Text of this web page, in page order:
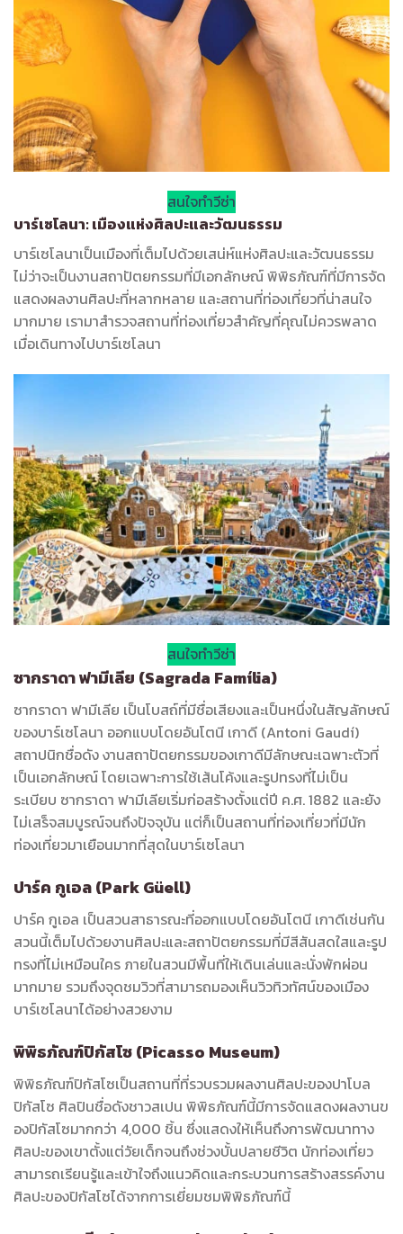
สนใจทำวีซ่า
บาร์เซโลนา: เมืองแห่งศิลปะและวัฒนธรรม
บาร์เซโลนาเป็นเมืองที่เต็มไปด้วยเสน่ห์แห่งศิลปะและวัฒนธรรม
ไม่ว่าจะเป็นงานสถาปัตยกรรมที่มีเอกลักษณ์ พิพิธภัณฑ์ที่มีการจัด
แสดงผลงานศิลปะที่หลากหลาย และสถานที่ท่องเที่ยวที่น่าสนใจ
มากมาย เรามาสำรวจสถานที่ท่องเที่ยวสำคัญที่คุณไม่ควรพลาด
เมื่อเดินทางไปบาร์เซโลนา
สนใจทำวีซ่า
ซากราดา ฟามีเลีย (Sagrada Família)
ซากราดา ฟามีเลีย เป็นโบสถ์ที่มีชื่อเสียงและเป็นหนึ่งในสัญลักษณ์
ของบาร์เซโลนา ออกแบบโดยอันโตนี เกาดี (Antoni Gaudí)
สถาปนิกชื่อดัง งานสถาปัตยกรรมของเกาดีมีลักษณะเฉพาะตัวที่
เป็นเอกลักษณ์ โดยเฉพาะการใช้เส้นโค้งและรูปทรงที่ไม่เป็น
ระเบียบ ซากราดา ฟามีเลียเริ่มก่อสร้างตั้งแต่ปี ค.ศ. 1882 และยัง
ไม่เสร็จสมบูรณ์จนถึงปัจจุบัน แต่ก็เป็นสถานที่ท่องเที่ยวที่มีนัก
ท่องเที่ยวมาเยือนมากที่สุดในบาร์เซโลนา
ปาร์ค กูเอล (Park Güell)
ปาร์ค กูเอล เป็นสวนสาธารณะที่ออกแบบโดยอันโตนี เกาดีเช่นกัน
สวนนี้เต็มไปด้วยงานศิลปะและสถาปัตยกรรมที่มีสีสันสดใสและรูป
ทรงที่ไม่เหมือนใคร ภายในสวนมีพื้นที่ให้เดินเล่นและนั่งพักผ่อน
มากมาย รวมถึงจุดชมวิวที่สามารถมองเห็นวิวทิวทัศน์ของเมือง
บาร์เซโลนาได้อย่างสวยงาม
พิพิธภัณฑ์ปิกัสโซ (Picasso Museum)
พิพิธภัณฑ์ปิกัสโซเป็นสถานที่ที่รวบรวมผลงานศิลปะของปาโบล
ปิกัสโซ ศิลปินชื่อดังชาวสเปน พิพิธภัณฑ์นี้มีการจัดแสดงผลงานข
องปิกัสโซมากกว่า 4,000 ชิ้น ซึ่งแสดงให้เห็นถึงการพัฒนาทาง
ศิลปะของเขาตั้งแต่วัยเด็กจนถึงช่วงบั้นปลายชีวิต นักท่องเที่ยว
สามารถเรียนรู้และเข้าใจถึงแนวคิดและกระบวนการสร้างสรรค์งาน
ศิลปะของปิกัสโซได้จากการเยี่ยมชมพิพิธภัณฑ์นี้